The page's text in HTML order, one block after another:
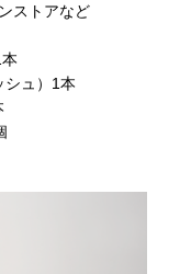
ストアなど
ュ）1本